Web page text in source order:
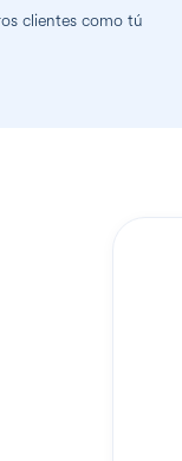
clientes como tú